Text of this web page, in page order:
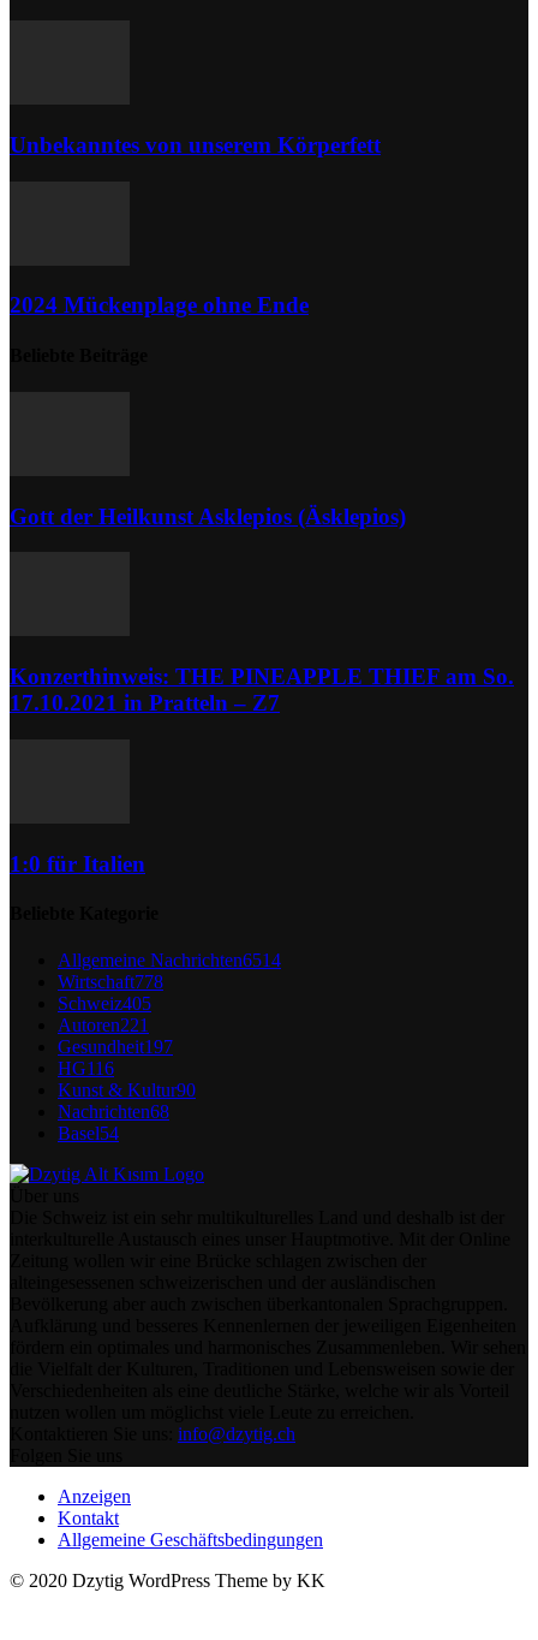
Unbekanntes von unserem Körperfett
2024 Mückenplage ohne Ende
Gott der Heilkunst Asklepios (Äsklepios)
Konzerthinweis: THE PINEAPPLE THIEF am So.
17.10.2021 in Pratteln – Z7
1:0 für Italien
Allgemeine Nachrichten6514
Wirtschaft778
Schweiz405
Autoren221
Gesundheit197
HG116
Kunst & Kultur90
Nachrichten68
Basel54
info@dzytig.ch
Anzeigen
Kontakt
Allgemeine Geschäftsbedingungen
© 2020 Dzytig WordPress Theme by KK